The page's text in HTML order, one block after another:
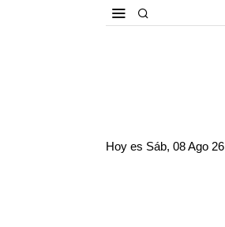
Hoy es Sáb, 08 Ago 26